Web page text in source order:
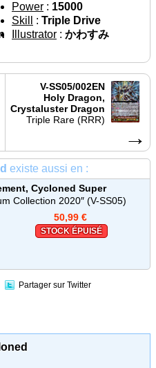
Power : 15000
Skill : Triple Drive
Illustrator : かわすみ
V-SS05/002EN
Holy Dragon,
Crystaluster Dragon
Triple Rare (RRR)
→
existe aussi en :
Cycloned Super
Collection 2020″ (V-SS05)
50,99 €
STOCK ÉPUISÉ
Partager sur Twitter